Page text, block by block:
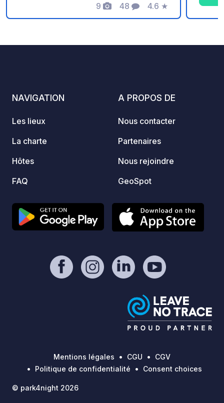
9
Photos
48
Commentaires
4.6
Note
★
des
NAVIGATION
Les lieux
La charte
Hôtes
FAQ
A PROPOS DE
Nous contacter
Partenaires
Nous rejoindre
GeoSpot
Mentions légales CGU
CGV
Politique de confidentialité
Consent choices
© park4night 2026